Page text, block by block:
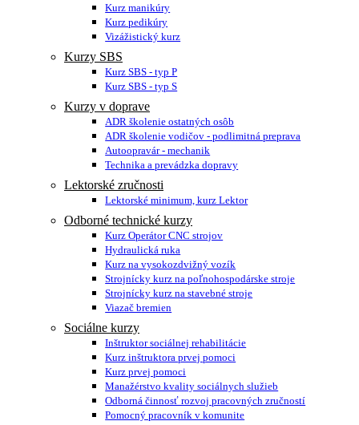
Kurz manikúry
Kurz pedikúry
Vizážistický kurz
Kurzy SBS
Kurz SBS - typ P
Kurz SBS - typ S
Kurzy v doprave
ADR školenie ostatných osôb
ADR školenie vodičov - podlimitná preprava
Autoopravár - mechanik
Technika a prevádzka dopravy
Lektorské zručnosti
Lektorské minimum, kurz Lektor
Odborné technické kurzy
Kurz Operátor CNC strojov
Hydraulická ruka
Kurz na vysokozdvižný vozík
Strojnícky kurz na poľnohospodárske stroje
Strojnícky kurz na stavebné stroje
Viazač bremien
Sociálne kurzy
Inštruktor sociálnej rehabilitácie
Kurz inštruktora prvej pomoci
Kurz prvej pomoci
Manažérstvo kvality sociálnych služieb
Odborná činnosť rozvoj pracovných zručností
Pomocný pracovník v komunite